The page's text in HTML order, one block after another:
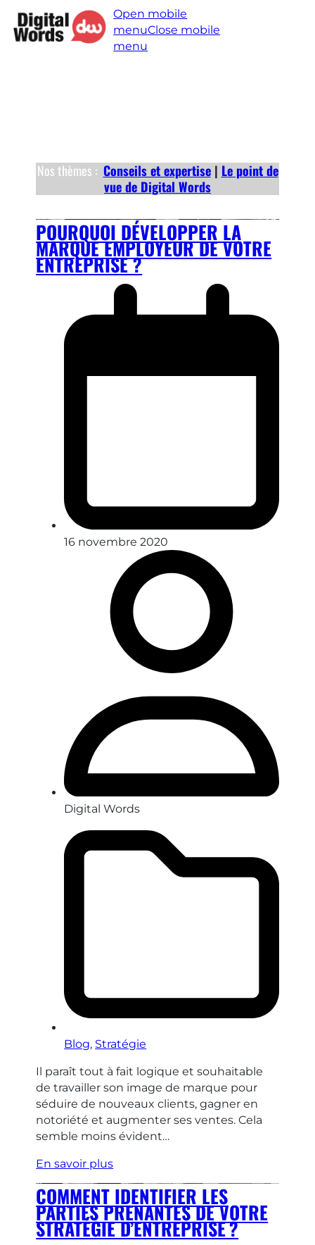
Open mobile
menuClose mobile
menu
Nos thèmes : Conseils et expertise| Le point de
vue de Digital Words
POURQUOI DÉVELOPPER LA
MARQUE EMPLOYEUR DE VOTRE
ENTREPRISE ?
16 novembre 2020
Digital Words
Blog, Stratégie
Il paraît tout à fait logique et souhaitable
de travailler son image de marque pour
séduire de nouveaux clients, gagner en
notoriété et augmenter ses ventes. Cela
semble moins évident…
En savoir plus
COMMENT IDENTIFIER LES
PARTIES PRENANTES DE VOTRE
STRATÉGIE D’ENTREPRISE ?